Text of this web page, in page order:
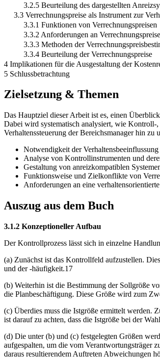
3.2.5 Beurteilung des dargestellten
3.3 Verrechnungspreise als Instrument zur
3.3.1 Funktionen von Verrechnungspreisen
3.3.2 Anforderungen an Verrechnungspreise
3.3.3 Methoden der
3.3.4 Beurteilung der Verrechnungspreise
4 Implikationen für die Ausgestaltung der
5 Schlussbetrachtung
Zielsetzung & Themen
Das Hauptziel dieser Arbeit ist es, einen
Dabei wird systematisch analysiert, wie Kontroll-
Verhaltenssteuerung der Bereichsmanager hin
Notwendigkeit der
Analyse von Kontrollinstrumenten und
Gestaltung von anreizkompatiblen
Funktionsweise und Zielkonflikte von
Anforderungen an eine
Auszug aus dem Buch
3.1.2 Konzeptioneller Aufbau
Der Kontrollprozess lässt sich in einzelne
(a) Zunächst ist das Kontrollfeld aufzustellen.
und der -häufigkeit.17
(b) Weiterhin ist die Bestimmung der Sollgröße
die Planbeschäftigung. Diese Größe wird zum
(c) Überdies muss die Istgröße ermittelt werden.
ist darauf zu achten, dass die Istgröße bei der
(d) Die unter (b) und (c) festgelegten Größen
aufgespalten, um die vom Verantwortungsträger
daraus resultierendem Auftreten Abweichungen